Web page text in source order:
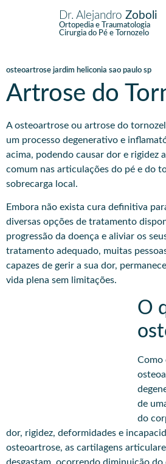
Dr. Alejandro Zoboli
Ortopedia e Traumatologia
Cirurgia do Pé e Tornozelo
osteoartrose jardim heliconia sao paulo sp
Artrose do
A osteoartrose ou artrose do
um processo degenerativo e
acima, podendo causar dor e rigidez
comum nas articulações do pé e do
sobrecarga local.
Embora não exista cura definitiva
diversas opções de tratamento
progressão da doença e aliviar os
tratamento adequado, muitas
capazes de gerir a sua dor,
vida plena sem limitações.
O
Como
de
do
dor, rigidez, deformidades e
osteoartrose, as cartilagens
desgastam, ocorrendo diminuição do